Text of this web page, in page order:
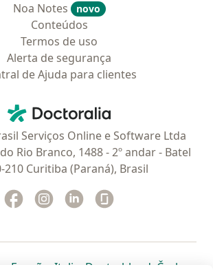
Noa Notes
novo
Conteúdos
Termos de uso
Alerta de segurança
de Ajuda para clientes
Doctoralia - Homepage
Serviços Online e Software Ltda
Rio Branco, 1488 - 2º andar - Batel
210 Curitiba (Paraná), Brasil
Facebook
abre num novo separador
Instagram
abre num novo separador
Linkedin
abre num novo
novo separador
abre num novo separador
España abre num novo separador
Italia abre num novo
Deutschlandabre num
Česko